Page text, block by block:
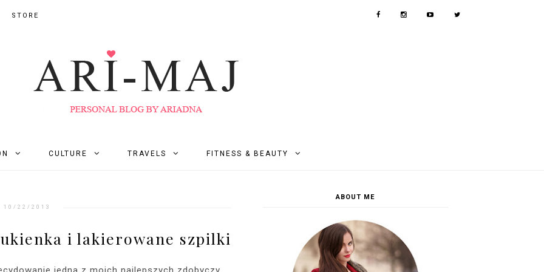
STORE
CULTURE TRAVELS FITNESS & BEAUTY
10/22/2013
i lakierowane szpilki
ABOUT ME